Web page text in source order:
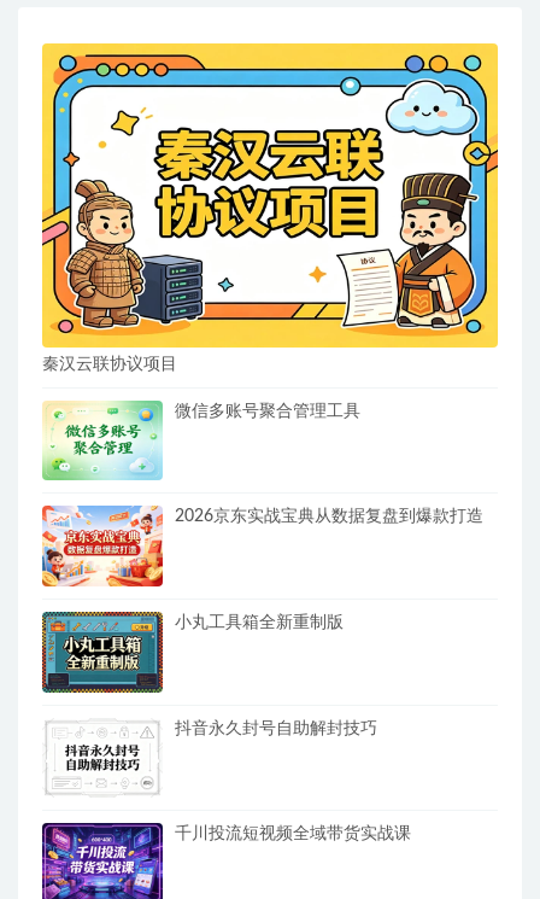
秦汉云联协议项目
微信多账号聚合管理工具
2026京东实战宝典从数据复盘到爆款打造
小丸工具箱全新重制版
抖音永久封号自助解封技巧
千川投流短视频全域带货实战课